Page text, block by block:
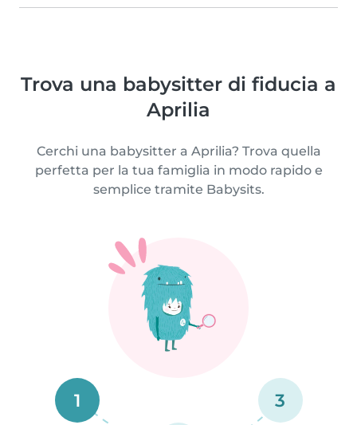
Trova una babysitter di fiducia a
Aprilia
Cerchi una babysitter a Aprilia? Trova quella
perfetta per la tua famiglia in modo rapido e
semplice tramite Babysits.
1 3